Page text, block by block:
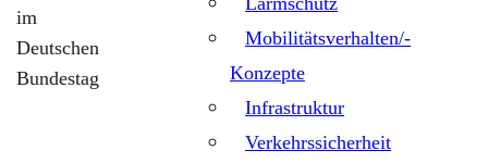
im
Deutschen
Bundestag
Mobilitätsverhalten/-
Konzepte
Infrastruktur
Verkehrssicherheit